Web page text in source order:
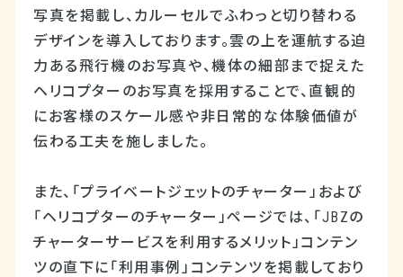
写真を掲載し、カルーセルでふわっと切り替わる
デザインを導入しております。雲の上を運航する迫
力ある飛行機のお写真や、機体の細部まで捉えた
ヘリコプターのお写真を採用することで、直観的
にお客様のスケール感や非日常的な体験価値が
伝わる工夫を施しました。
また、「プライベートジェットのチャーター」および
「ヘリコプターのチャーター」ページでは、「JBZの
チャーターサービスを利用するメリット」コンテン
ツの直下に「利用事例」コンテンツを掲載しており